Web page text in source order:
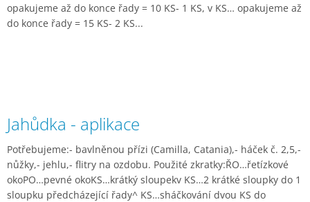
opakujeme až do konce řady = 10 KS- 1 KS, v KS… opakujeme až
do konce řady = 15 KS- 2 KS...
Jahůdka - aplikace
Potřebujeme:- bavlněnou přízi (Camilla, Catania),- háček č. 2,5,-
nůžky,- jehlu,- flitry na ozdobu. Použité zkratky:ŘO…řetízkové
okoPO…pevné okoKS…krátký sloupekv KS…2 krátké sloupky do 1
sloupku předcházející řady^ KS…sháčkování dvou KS do